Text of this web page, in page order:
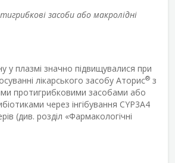
засоби або макролідні
у плазмі значно підвищувалися при
лікарського засобу Аторис® з
протигрибковими засобами або
через інгібування CYP3A4
(див. розділ «Фармакологічні